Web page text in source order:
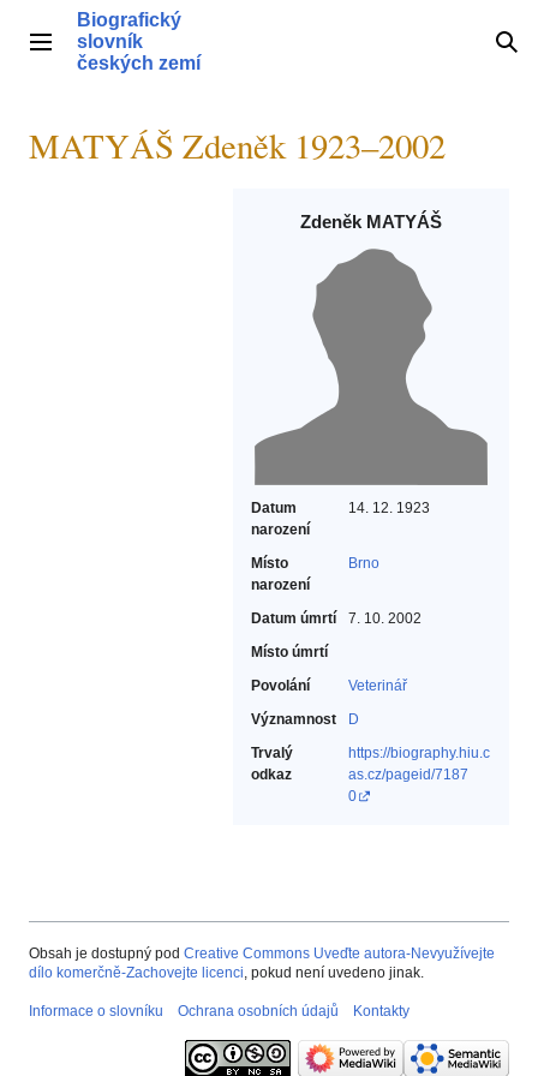
obsahHlavní menu
Biografický
slovník
českých zemí
MATYÁŠ Zdeněk 1923–2002
Zdeněk MATYÁŠ
Datum
narození
14. 12. 1923
Místo
narození
Brno
Datum úmrtí
7. 10. 2002
Místo úmrtí
Povolání
Veterinář‎
Významnost
D
Trvalý
odkaz
https://biography.hiu.c
as.cz/pageid/7187
0
Obsah je dostupný pod Creative Commons Uveďte autora-Nevyužívejte
dílo komerčně-Zachovejte licenci, pokud není uvedeno jinak.
Informace o slovníku Ochrana osobních údajů Kontakty